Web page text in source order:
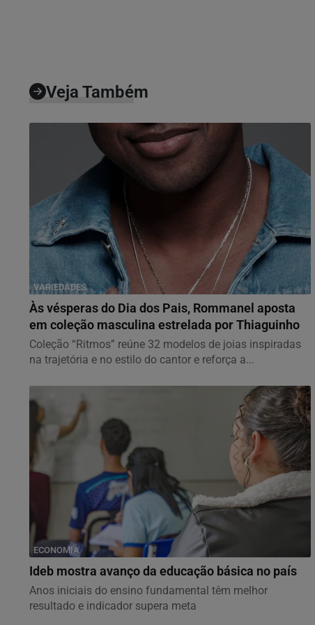
Veja Também
VARIEDADES
Às vésperas do Dia dos Pais, Rommanel aposta
em coleção masculina estrelada por Thiaguinho
Coleção “Ritmos” reúne 32 modelos de joias inspiradas
na trajetória e no estilo do cantor e reforça a...
ECONOMIA
Ideb mostra avanço da educação básica no país
Anos iniciais do ensino fundamental têm melhor
resultado e indicador supera meta